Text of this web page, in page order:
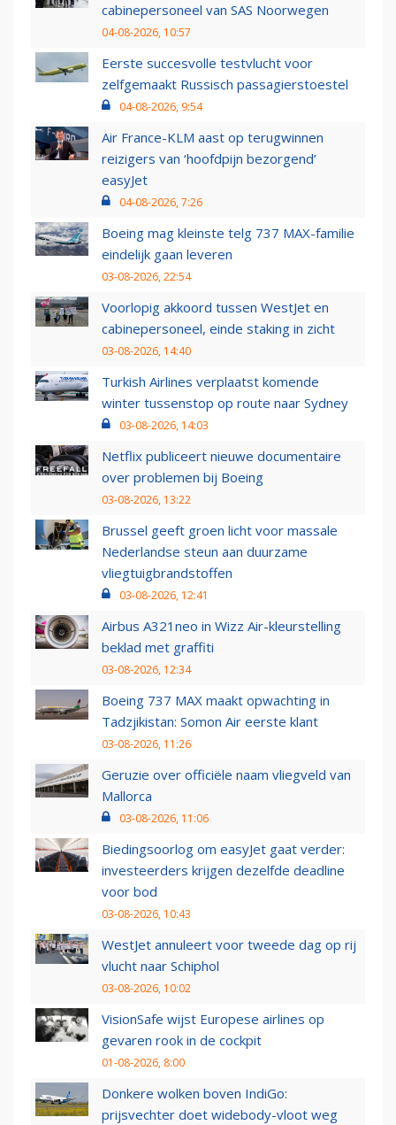
cabinepersoneel van SAS Noorwegen
04-08-2026, 10:57
Eerste succesvolle testvlucht voor
zelfgemaakt Russisch passagierstoestel
04-08-2026, 9:54
Air France-KLM aast op terugwinnen
reizigers van ‘hoofdpijn bezorgend’
easyJet
04-08-2026, 7:26
Boeing mag kleinste telg 737 MAX-familie
eindelijk gaan leveren
03-08-2026, 22:54
Voorlopig akkoord tussen WestJet en
cabinepersoneel, einde staking in zicht
03-08-2026, 14:40
Turkish Airlines verplaatst komende
winter tussenstop op route naar Sydney
03-08-2026, 14:03
Netflix publiceert nieuwe documentaire
over problemen bij Boeing
03-08-2026, 13:22
Brussel geeft groen licht voor massale
Nederlandse steun aan duurzame
vliegtuigbrandstoffen
03-08-2026, 12:41
Airbus A321neo in Wizz Air-kleurstelling
beklad met graffiti
03-08-2026, 12:34
Boeing 737 MAX maakt opwachting in
Tadzjikistan: Somon Air eerste klant
03-08-2026, 11:26
Geruzie over officiële naam vliegveld van
Mallorca
03-08-2026, 11:06
Biedingsoorlog om easyJet gaat verder:
investeerders krijgen dezelfde deadline
voor bod
03-08-2026, 10:43
WestJet annuleert voor tweede dag op rij
vlucht naar Schiphol
03-08-2026, 10:02
VisionSafe wijst Europese airlines op
gevaren rook in de cockpit
01-08-2026, 8:00
Donkere wolken boven IndiGo:
prijsvechter doet widebody-vloot weg